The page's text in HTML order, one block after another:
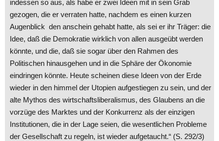
indessen so aus, als habe er zwei Ideen mit in sein Grab
gezogen, die er verraten hatte, nachdem es einen kurzen
Augenblick den anschein gehabt hatte, als sei er ihr Träger: die
Idee, daß die Demokratie wirklich von allen ausgeübt werden
könnte, und die, daß sie sogar über den Rahmen des
Politischen hinausgehen und in die Sphäre der Ökonomie
eindringen könnte. Heute scheinen diese Ideen von der Erde
wieder in den himmel der Utopien aufgestiegen zu sein, und der
alte Mythos des wirtschaftsliberalismus, des Glaubens an die
vorzüge des Marktes und der Konkurrenz als der einzigen
Institutionen, die in der Lage seien, die wesentlichen Probleme
der Gesellschaft zu regeln, ist wieder aufgetaucht.“ (S. 292/3)